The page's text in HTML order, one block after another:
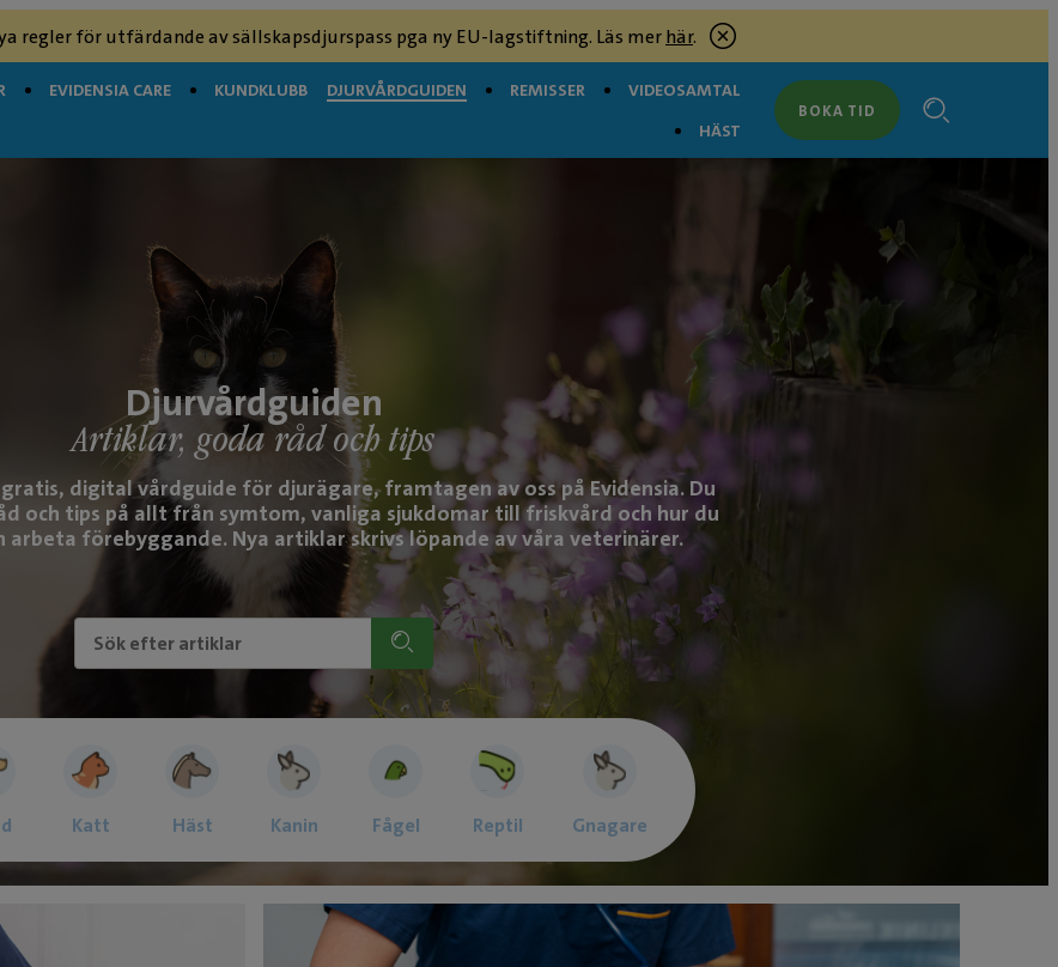
regler för utfärdande av sällskapsdjurspass pga ny EU-lagstiftning. Läs merhär.
EVIDENSIA CARE KUNDKLUBB DJURVÅRDGUIDEN REMISSER
VIDEOSAMTAL
HÄST
BOKA TID
Djurvårdguiden
Artiklar, goda råd och tips
digital vårdguide för djurägare, framtagen av oss på Evidensia. Du
och tips på allt från symtom, vanliga sjukdomar till friskvård och hur du
arbeta förebyggande. Nya artiklar skrivs löpande av våra veterinärer.
Katt Häst Kanin Fågel Reptil Gnagare